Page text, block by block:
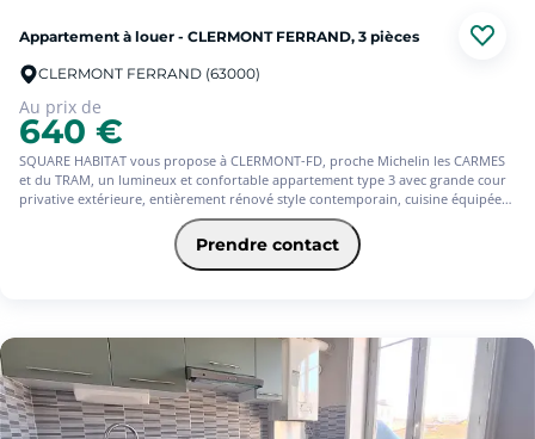
Appartement à louer - CLERMONT FERRAND, 3 pièces
CLERMONT FERRAND (63000)
Au prix de
640 €
SQUARE HABITAT vous propose à CLERMONT-FD, proche Michelin les CARMES
et du TRAM, un lumineux et confortable appartement type 3 avec grande cour
privative extérieure, entièrement rénové style contemporain, cuisine équipée
séparée, beau séjour, 2 chambres avec placards, salle d'eau avec douche , wc
séparés. Le charme de l'ancien a été conservé avec cheminées déco et parquet
fougère. Double vitrage, chauffage gaz individuel par chaudière, volets
électriques. 1 cave et 1 cabanon privatif dans la cour.
Prendre contact